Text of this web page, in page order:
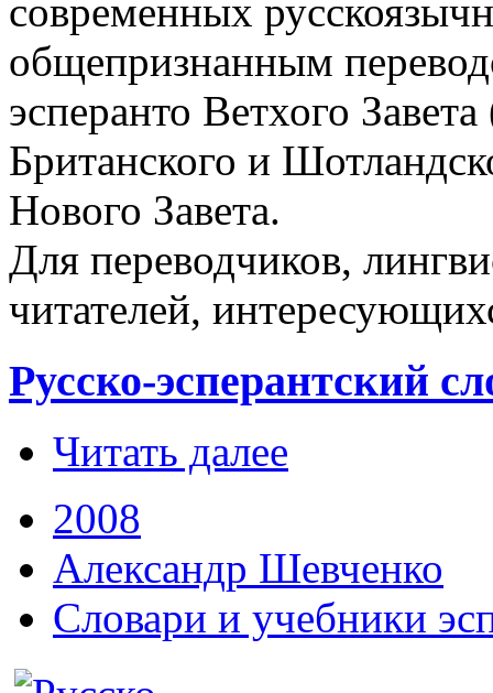
современных
общепризнанным
эсперанто Ветхого
Британского и
Нового Завета.
Для переводчиков,
читателей,
Русско-эсперантский
Читать далее
2008
Александр Шевченко
Словари и учебники